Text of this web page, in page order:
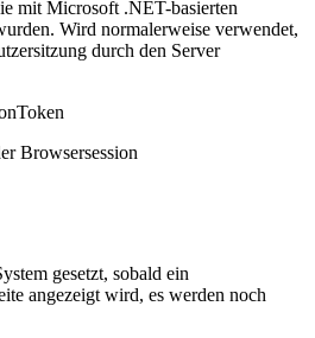
mit Microsoft .NET-basierten
Wird normalerweise verwendet,
durch den Server
Browsersession
gesetzt, sobald ein
angezeigt wird, es werden noch